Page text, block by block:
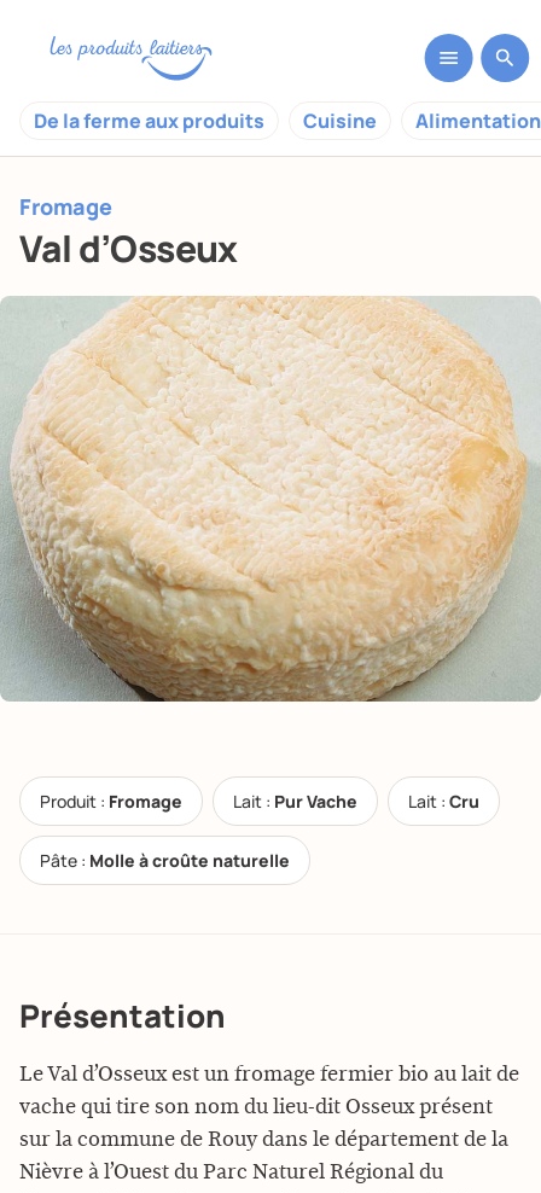
De la ferme aux produits Cuisine
Fromage
Val d’Osseux
Produit : Fromage Lait : Pur Vache Lait : Cru
Pâte : Molle à croûte naturelle
Présentation
Le Val d’Osseux est un fromage fermier bio au lait de
vache qui tire son nom du lieu-dit Osseux présent
sur la commune de Rouy dans le département de la
Nièvre à l’Ouest du Parc Naturel Régional du